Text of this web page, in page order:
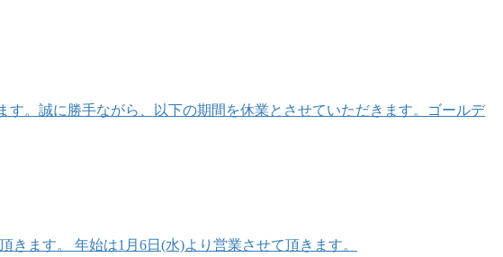
。誠に勝手ながら、以下の期間を休業とさせていただきます。ゴールデ
ます。 年始は1月6日(水)より営業させて頂きます。